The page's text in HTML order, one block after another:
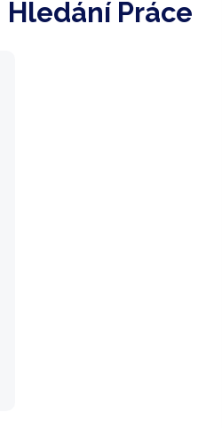
Hledání Práce